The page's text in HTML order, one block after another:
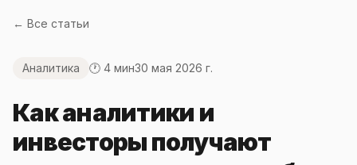
← Все статьи
Аналитика 🕐 4 мин30 мая 2026 г.
Как аналитики и
инвесторы получают